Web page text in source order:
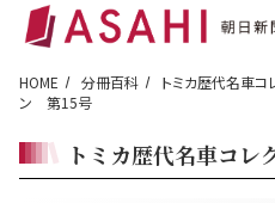
HOME 分冊百科 トミカ歴代名車コ
ン 第15号
トミカ歴代名車コ